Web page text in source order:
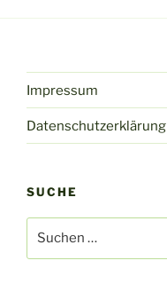
Impressum
Datenschutzerklärung
SUCHE
nach: